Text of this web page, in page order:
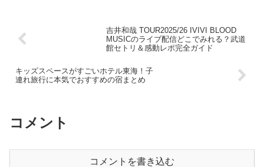
吉井和哉 TOUR2025/26 IVIVI BLOOD
MUSICのライブ配信どこでみれる？武道
館セトリ＆感動レポ完全ガイド
キッズスペースがすごいホテル東海！子
連れ旅行に本気でおすすめの宿まとめ
コメント
コメントを書き込む